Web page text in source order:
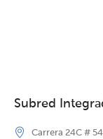
Subred
Carrera 24C #